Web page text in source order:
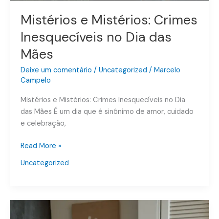
Mistérios e Mistérios: Crimes
Inesquecíveis no Dia das
Mães
Deixe um comentário / Uncategorized / Marcelo
Campelo
Mistérios e Mistérios: Crimes Inesquecíveis no Dia
das Mães É um dia que é sinônimo de amor, cuidado
e celebração,
Read More »
Uncategorized
que